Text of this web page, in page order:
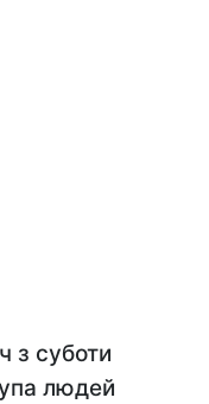
з суботи
людей